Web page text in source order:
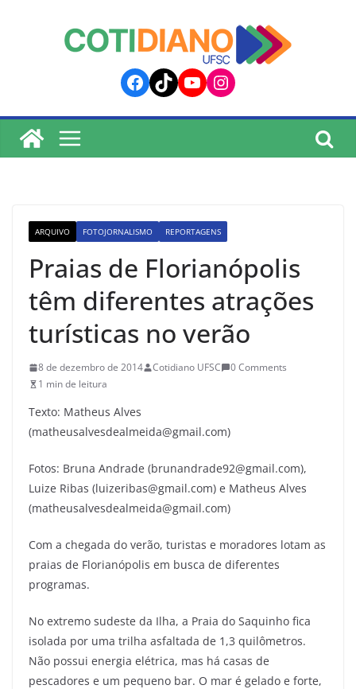
Facebook
TikTokYouTube
Instagram
ARQUIVO FOTOJORNALISMO REPORTAGENS
Praias de Florianópolis
têm diferentes atrações
turísticas no verão
8 de dezembro de 2014 Cotidiano UFSC
0 Comments
1 min de leitura
Texto: Matheus Alves
(matheusalvesdealmeida@gmail.com)
Fotos: Bruna Andrade (brunandrade92@gmail.com),
Luize Ribas (luizeribas@gmail.com) e Matheus Alves
(matheusalvesdealmeida@gmail.com)
Com a chegada do verão, turistas e moradores lotam as
praias de Florianópolis em busca de diferentes
programas.
No extremo sudeste da Ilha, a Praia do Saquinho fica
isolada por uma trilha asfaltada de 1,3 quilômetros.
Não possui energia elétrica, mas há casas de
pescadores e um pequeno bar. O mar é gelado e forte,